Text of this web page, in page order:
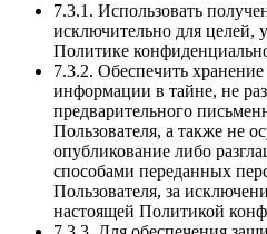
7.3.1. Использовать
исключительно для целей,
Политике
7.3.2. Обеспечить
информации в тайне, не
предварительного
Пользователя, а также не
опубликование либо
способами переданных
Пользователя, за
настоящей Политикой